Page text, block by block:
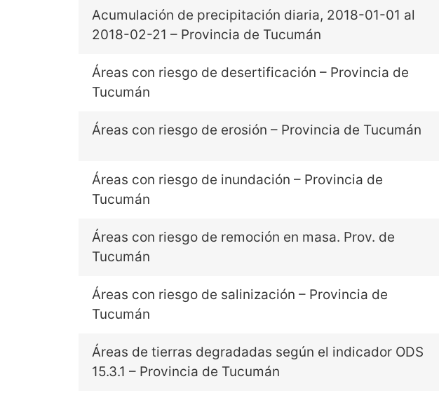
Acumulación de precipitación diaria, 2018-01-01 al
2018-02-21 – Provincia de Tucumán
Áreas con riesgo de desertificación – Provincia de
Tucumán
Áreas con riesgo de erosión – Provincia de Tucumán
Áreas con riesgo de inundación – Provincia de
Tucumán
Áreas con riesgo de remoción en masa. Prov. de
Tucumán
Áreas con riesgo de salinización – Provincia de
Tucumán
Áreas de tierras degradadas según el indicador ODS
15.3.1 – Provincia de Tucumán